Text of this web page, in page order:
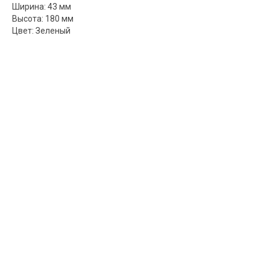
Ширина: 43 мм
Высота: 180 мм
Цвет: Зеленый